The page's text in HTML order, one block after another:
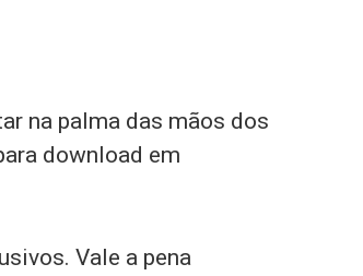
na palma das mãos dos
download em
Vale a pena